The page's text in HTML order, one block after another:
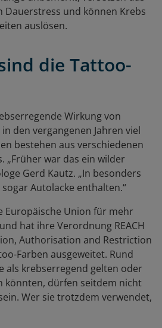
Dauerstress und können Krebs
auslösen.
die Tattoo-
Wirkung von
den vergangenen Jahren viel
bestehen aus verschiedenen
„Früher war das ein wilder
Gerd Kautz. „In besonders
Autolacke enthalten.“
Europäische Union für mehr
hat ihre Verordnung REACH
Authorisation and Restriction
Farben ausgeweitet. Rund
als krebserregend gelten oder
könnten, dürfen seitdem nicht
Wer sie trotzdem verwendet,